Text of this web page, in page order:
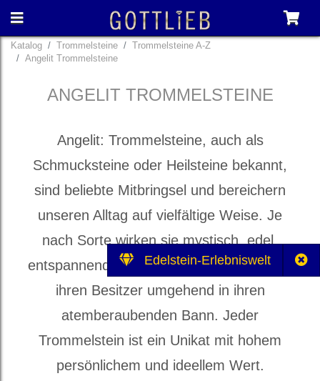
Edelstein-Erlebniswelt
Katalog Trommelsteine
Trommelsteine A-Z
Angelit Trommelsteine
ANGELIT TROMMELSTEINE
Angelit: Trommelsteine, auch als
Schmucksteine oder Heilsteine bekannt,
sind beliebte Mitbringsel und bereichern
unseren Alltag auf vielfältige Weise. Je
nach Sorte wirken sie mystisch, edel,
entspannend und heilbringend und ziehen
ihren Besitzer umgehend in ihren
atemberaubenden Bann. Jeder
Trommelstein ist ein Unikat mit hohem
persönlichem und ideellem Wert.